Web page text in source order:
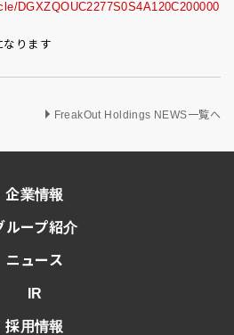
DGXZQOUC2277S0S4A120C200000
ります
FreakOut Holdings NEWS一覧へ
企業情報
ループ紹介
ニュース
IR
採用情報